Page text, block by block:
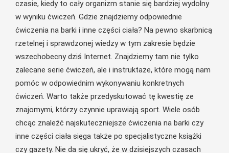
czasie, kiedy to cały organizm stanie się bardziej wydolny
w wyniku ćwiczeń. Gdzie znajdziemy odpowiednie
ćwiczenia na barki i inne części ciała? Na pewno skarbnicą
rzetelnej i sprawdzonej wiedzy w tym zakresie będzie
wszechobecny dziś Internet. Znajdziemy tam nie tylko
zalecane serie ćwiczeń, ale i instruktaże, które mogą nam
pomóc w odpowiednim wykonywaniu konkretnych
ćwiczeń. Warto także przedyskutować tę kwestię ze
znajomymi, którzy czynnie uprawiają sport. Wiele osób
chcąc znaleźć najskuteczniejsze ćwiczenia na barki czy
inne części ciała sięga także po specjalistyczne książki
czy gazety. Nie da się ukryć, że w dzisiejszych czasach